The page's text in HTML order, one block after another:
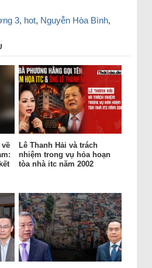
3, hot, Nguyễn Hòa Bình,
Lê Thanh Hải và trách
nhiệm trong vụ hỏa hoạn
tòa nhà itc năm 2002